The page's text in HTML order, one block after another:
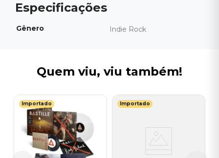
Gênero Indie Rock
Quem viu, viu também!
Importado Importado